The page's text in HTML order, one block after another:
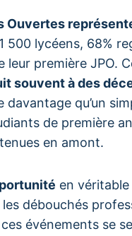
Ouvertes
500 lycéens, 68%
première JPO.
souvent à des
qu’un
de première
en amont.
en
débouchés
événements se